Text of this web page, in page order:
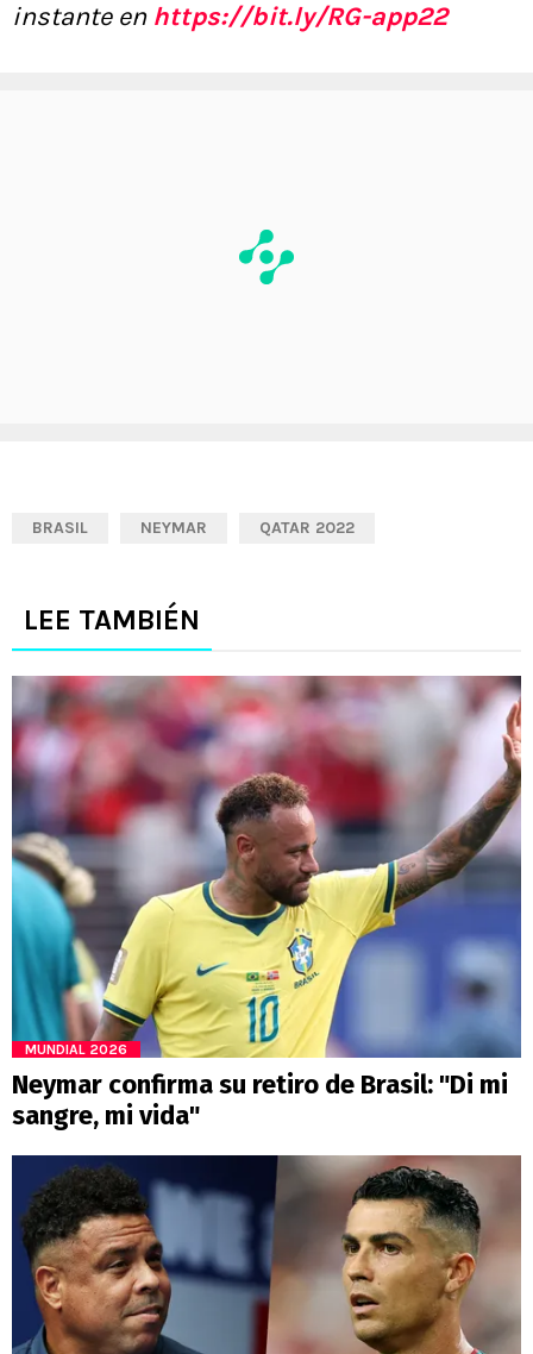
instante en https://bit.ly/RG-app22
BRASIL NEYMAR QATAR 2022
LEE TAMBIÉN
MUNDIAL 2026
Neymar confirma su retiro de Brasil: "Di mi
sangre, mi vida"